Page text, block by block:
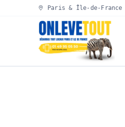
Paris & Île-de-France